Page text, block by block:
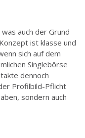
auch der Grund
ist klasse und
sich auf dem
Singlebörse
dennoch
Profilbild-Pflicht
sondern auch